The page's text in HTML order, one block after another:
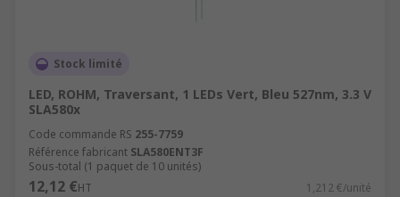
Stock limité
LED, ROHM, Traversant, 1 LEDs Vert, Bleu 527nm, 3.3 V
SLA580x
Code commande RS 255-7759
Référence fabricant SLA580ENT3F
Sous-total (1 paquet de 10 unités)
12,12 €HT 1,212 €/unité